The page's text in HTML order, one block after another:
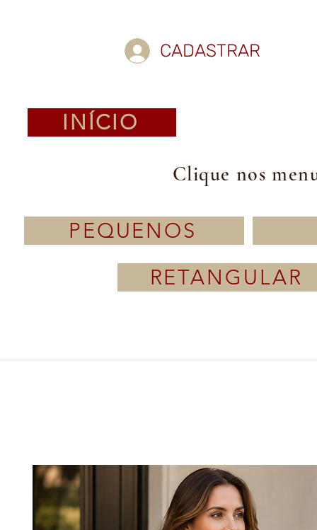
CADASTRAR
INÍCIO
Clique nos
PEQUENOS
RETANGULAR